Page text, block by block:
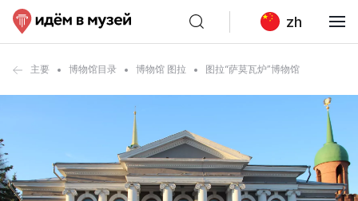
zh
主要 博物馆目录 博物馆 图拉 图拉“萨莫瓦炉”博物馆